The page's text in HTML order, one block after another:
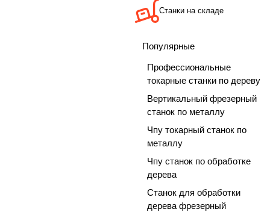
Станки на складе
Популярные
Профессиональные
токарные станки по дереву
Вертикальный фрезерный
станок по металлу
Чпу токарный станок по
металлу
Чпу станок по обработке
дерева
Станок для обработки
дерева фрезерный